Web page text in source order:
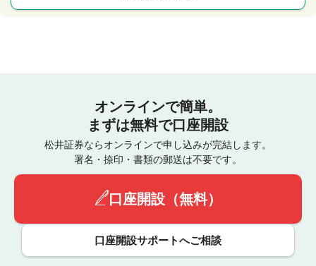
オンラインで簡単。
まずは無料で口座開設
松井証券ならオンラインで申し込みが完結します。
署名・捺印・書類の郵送は不要です。
口座開設（無料）
口座開設サポートへご相談